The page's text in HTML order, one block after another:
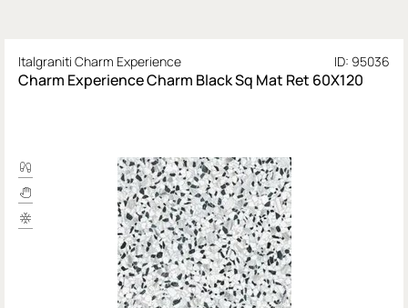
Italgraniti Charm Experience ID: 95036
Charm Experience Charm Black Sq Mat Ret 60X120